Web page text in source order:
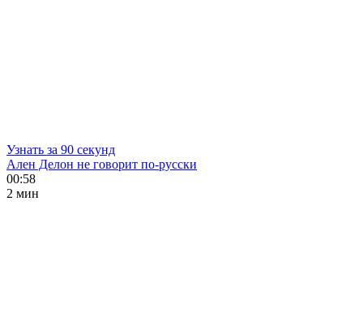
Узнать за 90 секунд
Ален Делон не говорит по-русски
00:58
2 мин